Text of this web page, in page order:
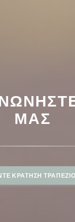
ΜΑΣ
ΚΡΆΤΗΣΗ